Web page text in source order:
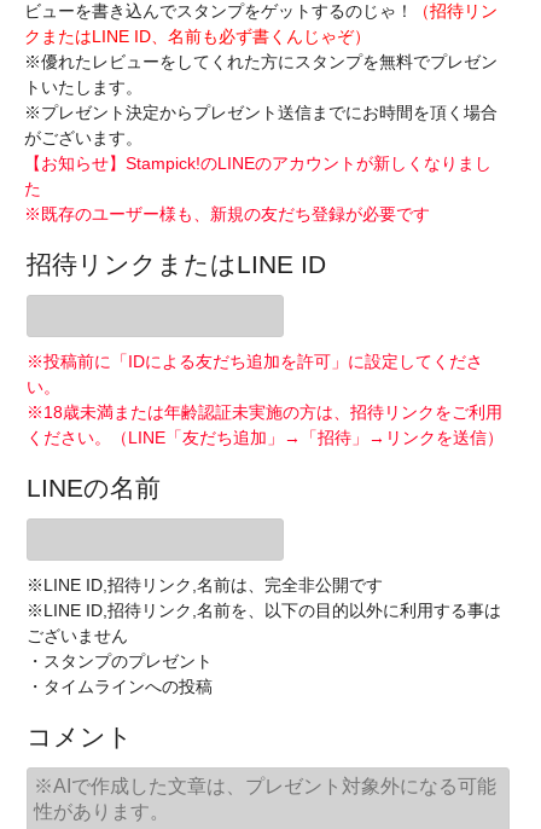
ビューを書き込んでスタンプをゲットするのじゃ！
（招待リン
クまたはLINE ID、名前も必ず書くんじゃぞ）
※優れたレビューをしてくれた方にスタンプを無料でプレゼン
トいたします。
※プレゼント決定からプレゼント送信までにお時間を頂く場合
がございます。
【お知らせ】Stampick!のLINEのアカウントが新しくなりまし
た
※既存のユーザー様も、新規の友だち登録が必要です
招待リンクまたはLINE ID
※投稿前に「IDによる友だち追加を許可」に設定してくださ
い。
※18歳未満または年齢認証未実施の方は、招待リンクをご利用
ください。（LINE「友だち追加」→「招待」→リンクを送信）
LINEの名前
※LINE ID,招待リンク,名前は、完全非公開です
※LINE ID,招待リンク,名前を、以下の目的以外に利用する事は
ございません
・スタンプのプレゼント
・タイムラインへの投稿
コメント